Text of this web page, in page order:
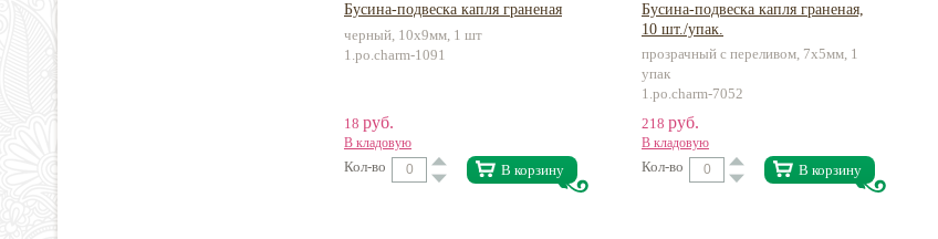
Бусина-подвеска капля граненая
черный, 10х9мм, 1 шт
1.po.charm-1091
18 руб.
В кладовую
Кол-во В корзину
Бусина-подвеска капля граненая,
10 шт./упак.
прозрачный с переливом, 7х5мм, 1
упак
1.po.charm-7052
218 руб.
В кладовую
Кол-во В корзину